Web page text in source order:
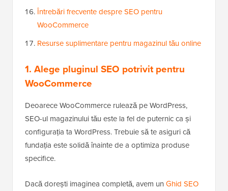
Întrebări frecvente despre SEO pentru
WooCommerce
Resurse suplimentare pentru magazinul tău online
1. Alege pluginul SEO potrivit pentru
WooCommerce
Deoarece WooCommerce rulează pe WordPress,
SEO-ul magazinului tău este la fel de puternic ca și
configurația ta WordPress. Trebuie să te asiguri că
fundația este solidă înainte de a optimiza produse
specifice.
Dacă dorești imaginea completă, avem un Ghid SEO